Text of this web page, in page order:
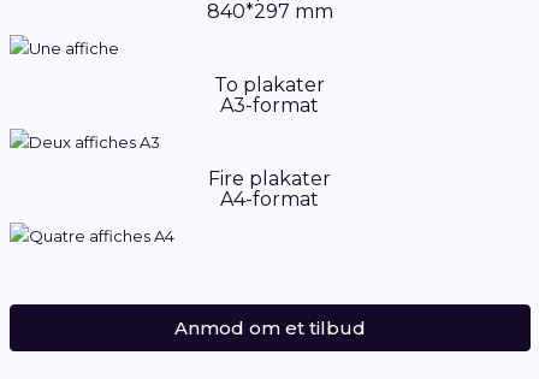
840*297 mm
To plakater
A3-format
Fire plakater
A4-format
Anmod om et tilbud